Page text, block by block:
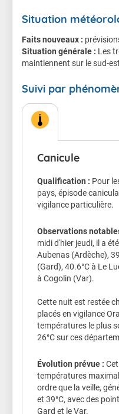
Chacun d'entre
bonne santé.
les personnes
prennent
dehors, attention à
Veillez aussi sur
supérieure à 40°C,
des maux de tête,
soif intense, une
perte de
Conseils de
Buvez de l'eau
Continuez à
Mouillez vous
l’aide d’un
tièdes.
Ne sortez pas
Si vous devez
vêtements
Situation
Faits nouveaux :
Situation générale : Les
maintiennent sur le sud-
Suivi par
Canicule
Qualification : Pour
pays, épisode
vigilance particulière.
Observations
midi d'hier jeudi, il a
Aubenas (Ardèche),
(Gard), 40.6°C à Le
à Cogolin (Var).
Cette nuit est restée
placés en vigilance
températures le plus
26°C sur ces
Évolution prévue :
températures
ordre que la veille,
et 39°C, avec des
Gard et le Var.